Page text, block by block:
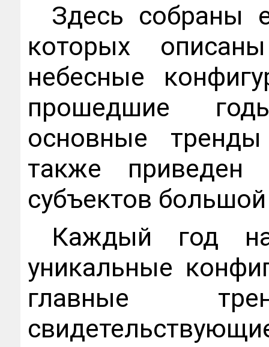
Здесь собраны
которых
небесные
прошедшие
основные
также приведен
субъектов
Каждый год
уникальные
главные